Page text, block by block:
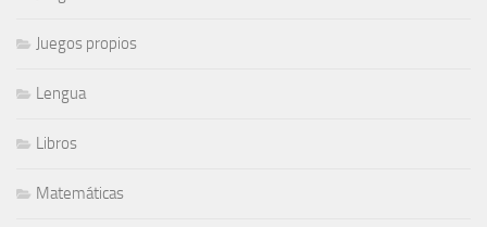
Juegos propios
Lengua
Libros
Matemáticas